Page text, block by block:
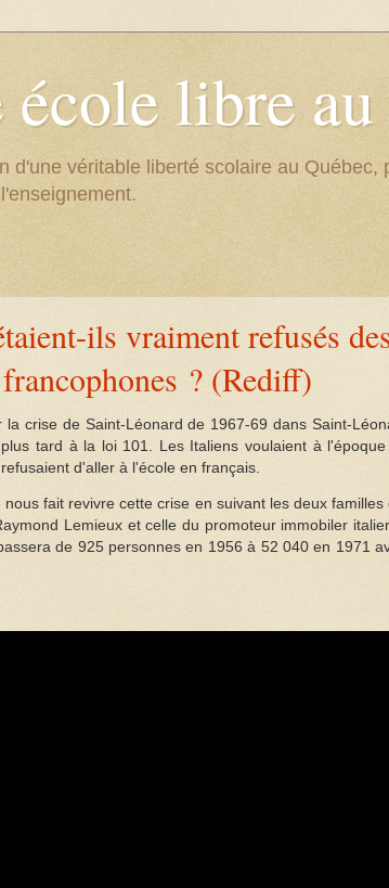
école libre
d'une véritable liberté scolaire au
ils vraiment refusés
francophones ? (Rediff)
la crise de Saint-Léonard de 1967-69 dans Saint-
tard à la loi 101. Les Italiens voulaient à
d'aller à l'école en français.
fait revivre cette crise en suivant les deux
Lemieux et celle du promoteur immobiler
de 925 personnes en 1956 à 52 040 en 1971